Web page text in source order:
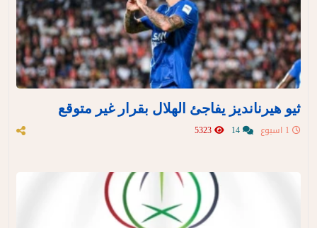
ثيو هيرنانديز يفاجئ الهلال بقرار غير متوقع